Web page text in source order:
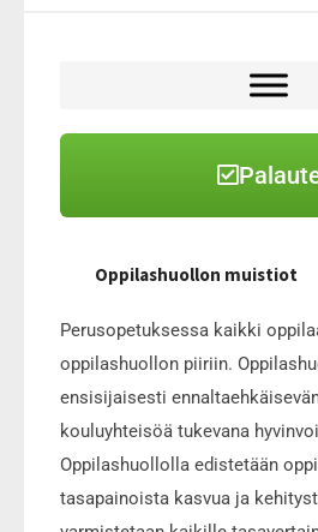
Oppilashuollon muistiot
Perusopetuksessa kaikki
oppilashuollon piiriin.
ensisijaisesti
kouluyhteisöä tukevana
Oppilashuollolla edistetään
tasapainoista kasvua ja